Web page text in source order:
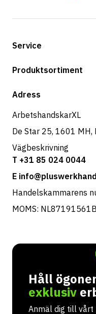
Service
Betalningsalternativ
Returer & service
Produktsortiment
Butik
Adress
ArbetshandskarXL
De Star 25, 1601 MH,
Vägbeskrivning
T +31 85 024 0044
E
Handelskammarens
MOMS:
Håll
exklusiv
Anmäl dig till vårt